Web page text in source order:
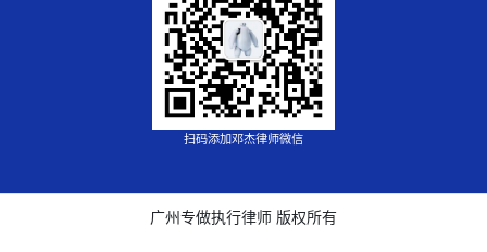
扫码添加邓杰律师微信
广州专做执行律师 版权所有